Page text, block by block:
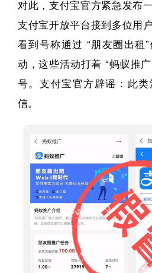
对此，支付宝官方紧急发布
支付宝开放平台接到多位用
看到号称通过 “朋友圈出租
动，这些活动打着 “蚂蚁推
号。支付宝官方辟谣：此
信。